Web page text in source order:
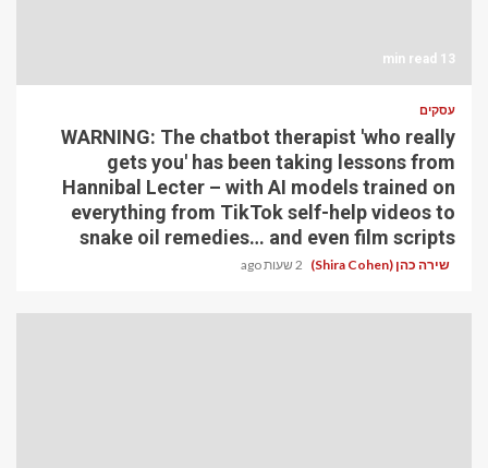
13 min read
עסקים
WARNING: The chatbot therapist 'who really
gets you' has been taking lessons from
Hannibal Lecter – with AI models trained on
everything from TikTok self-help videos to
snake oil remedies… and even film scripts
שירה כהן (Shira Cohen) 2 שעות ago